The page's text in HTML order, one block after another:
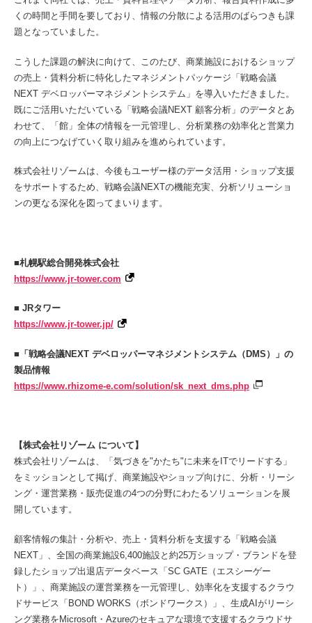
くの時間と手間を要しており、情報の分散による活用のばらつきも課
題となっていました。
こうした課題の解決に向けて、このたび、商業施設におけるショップ
の売上・賃料分析に特化したマネジメントパッケージ「戦略会議
NEXT デベロッパーマネジメントシステム」を導入いただきました。
既にご活用いただいている「戦略会議NEXT 顧客分析」のデータとあ
わせて、「館」全体の情報を一元管理し、分析業務の効率化と営業力
の向上につなげていく取り組みを進められています。
株式会社リゾームは、今後もユーザー様のデータ活用・ショップ支援
をサポートするため、戦略会議NEXTの機能充実、分析ソリューショ
ンの更なる深化を図ってまいります。
■札幌駅総合開発株式会社
https://www.jr-tower.com
■ JRタワー
https://www.jr-tower.jp/
■ 「戦略会議NEXT デベロッパーマネジメントシステム（DMS）」の
製品情報
https://www.rhizome-e.com/solution/sk_next_dms.php
【株式会社リゾーム について】
株式会社リゾームは、「気づきを"かたち"に未来をITでリードする」
をミッションとして掲げ、商業施設やショップ向けに、分析・リーシ
ング・運営業務・販売促進の4つの分野にわたるソリューションを展
開しています。
顧客情報の集計・分析や、売上・賃料分析を支援する「戦略会議
NEXT」、全国の商業施設6,400施設と約25万ショップ・ブランドを登
録したショップ出退店データベース「SC GATE（エスシーゲー
ト）」、商業施設の運営業務を一元管理し、効率化を支援するクラウ
ドサービス「BOND WORKS（ボンドワークス）」、生成AIがリーシ
ング業務をMicrosoft・Azureのセキュアな環境で支援するクラウドサ